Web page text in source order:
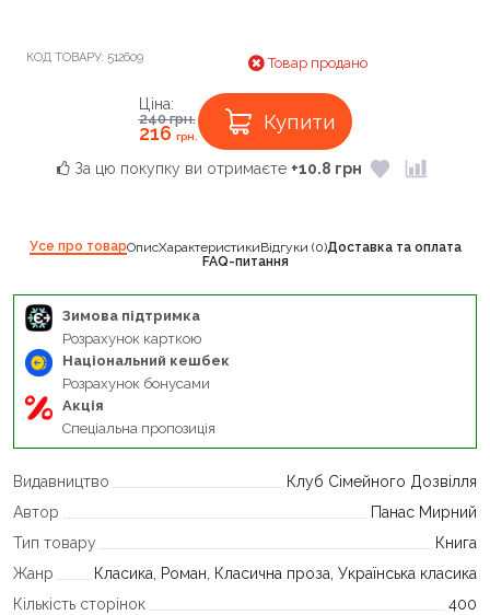
КОД ТОВАРУ: 512609 Товар продано
Ціна:
240грн.
216грн.
Купити
За цю покупку ви отримаєте +10.8 грн
Усе про товарОписХарактеристикиВідгуки (0)Доставка та оплата
FAQ-питання
Зимова підтримка
Розрахунок карткою
Національний кешбек
Розрахунок бонусами
Акція
Спеціальна пропозиція
Видавництво
Клуб Сімейного Дозвілля
Автор
Панас Мирний
Тип товару
Книга
Жанр
Класика, Роман, Класична проза, Українська класика
Кількість сторінок
400